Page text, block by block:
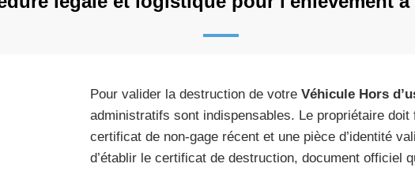
Pour valider la destruction de votre Véhicule Hors
administratifs sont indispensables. Le propriétaire
certificat de non-gage récent et une pièce d’identité
d’établir le certificat de destruction, document officiel